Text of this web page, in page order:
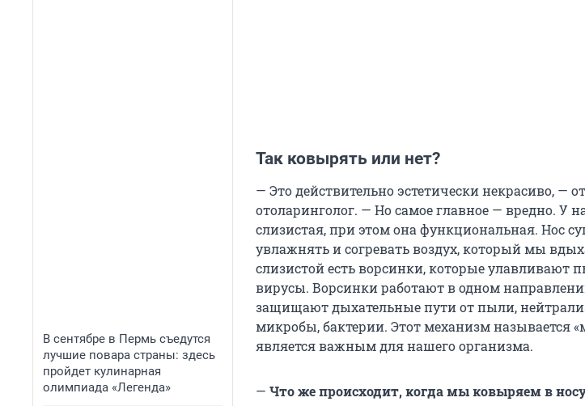
В сентябре в Пермь съедутся
лучшие повара страны: здесь
пройдет кулинарная
олимпиада «Легенда»
Так ковырять или нет?
— Это действительно эстетически некрасиво, —
отоларинголог. — Но самое главное — вредно. У
слизистая, при этом она функциональная. Нос
увлажнять и согревать воздух, который мы
слизистой есть ворсинки, которые улавливают
вирусы. Ворсинки работают в одном
защищают дыхательные пути от пыли,
микробы, бактерии. Этот механизм называется
является важным для нашего организма.
— Что же происходит, когда мы ковыряем в